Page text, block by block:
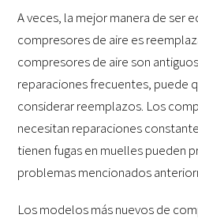
A veces, la mejor manera de ser
compresores de aire es
compresores de aire son
reparaciones frecuentes, puede
considerar reemplazos. Los
necesitan reparaciones
tienen fugas en muelles pueden
problemas mencionados
Los modelos más nuevos de